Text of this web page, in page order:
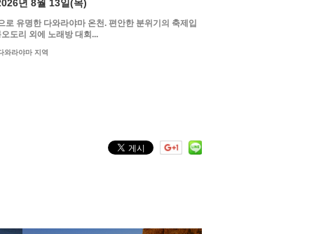
년 8월 13일(목)
로 유명한 다와라야마 온천. 편안한 분위기의 축제입
도리 외에 노래방 대회...
와라야마 지역